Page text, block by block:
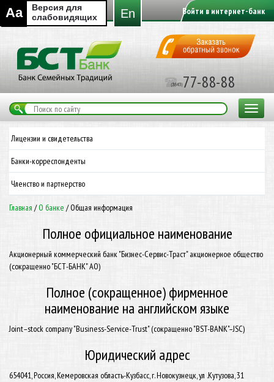
Aa
Версия для
слабовидящих
En Войти в интернет-банк
77-88-88
Toggle
Лицензии и свидетельства
Банки-корреспонденты
Членство и партнерство
Главная /О банке /Общая информация
Полное официальное наименование
Акционерный коммерческий банк "Бизнес-Сервис-Траст" акционерное общество
(сокращенно "БСТ-БАНК" АО)
Полное (сокращенное) фирменное
наименование на английском языке
Joint–stock company "Business-Service-Trust" (сокращенно "BST-BANK"–JSC)
Юридический адрес
654041, Россия, Кемеровская область-Кузбасс, г. Новокузнецк, ул .Кутузова, 31